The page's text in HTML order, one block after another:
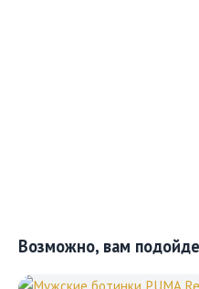
Возможно, вам